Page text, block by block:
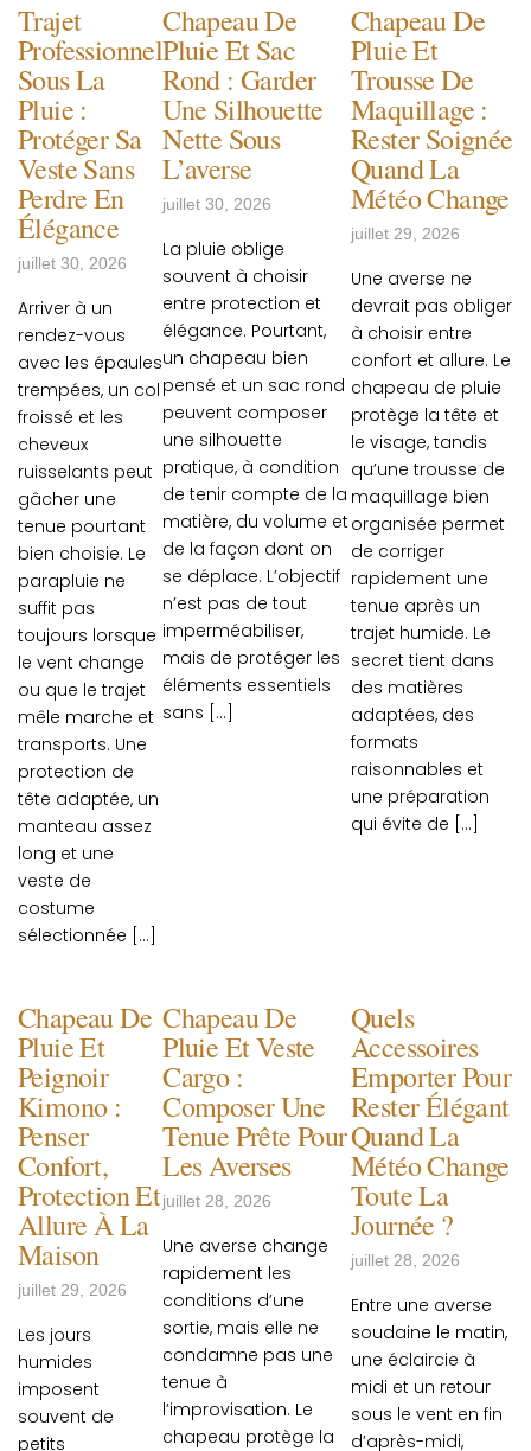
Trajet
Professionnel
Sous La
Pluie :
Protéger Sa
Veste Sans
Perdre En
Élégance
juillet 30, 2026
Arriver à un
rendez-vous
avec les épaules
trempées, un col
froissé et les
cheveux
ruisselants peut
gâcher une
tenue pourtant
bien choisie. Le
parapluie ne
suffit pas
toujours lorsque
le vent change
ou que le trajet
mêle marche et
transports. Une
protection de
tête adaptée, un
manteau assez
long et une
veste de
costume
sélectionnée […]
Chapeau De
Pluie Et Sac
Rond : Garder
Une Silhouette
Nette Sous
L’averse
juillet 30, 2026
La pluie oblige
souvent à choisir
entre protection et
élégance. Pourtant,
un chapeau bien
pensé et un sac rond
peuvent composer
une silhouette
pratique, à condition
de tenir compte de la
matière, du volume et
de la façon dont on
se déplace. L’objectif
n’est pas de tout
imperméabiliser,
mais de protéger les
éléments essentiels
sans […]
Chapeau De
Pluie Et
Trousse De
Maquillage :
Rester Soignée
Quand La
Météo Change
juillet 29, 2026
Une averse ne
devrait pas obliger
à choisir entre
confort et allure. Le
chapeau de pluie
protège la tête et
le visage, tandis
qu’une trousse de
maquillage bien
organisée permet
de corriger
rapidement une
tenue après un
trajet humide. Le
secret tient dans
des matières
adaptées, des
formats
raisonnables et
une préparation
qui évite de […]
Chapeau De
Pluie Et
Peignoir
Kimono :
Penser
Confort,
Protection Et
Allure À La
Maison
juillet 29, 2026
Les jours
humides
imposent
souvent de
petits
Chapeau De
Pluie Et Veste
Cargo :
Composer Une
Tenue Prête Pour
Les Averses
juillet 28, 2026
Une averse change
rapidement les
conditions d’une
sortie, mais elle ne
condamne pas une
tenue à
l’improvisation. Le
chapeau protège la
Quels
Accessoires
Emporter Pour
Rester Élégant
Quand La
Météo Change
Toute La
Journée ?
juillet 28, 2026
Entre une averse
soudaine le matin,
une éclaircie à
midi et un retour
sous le vent en fin
d’après-midi,